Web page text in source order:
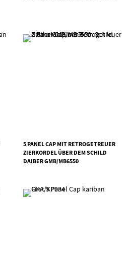
5 PANEL CAP MIT RETROGETREUER
ZIERKORDEL ÜBER DEM SCHILD
DAIBER GMB/MB6550